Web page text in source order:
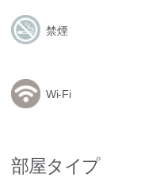
禁煙
Wi-Fi
部屋タイプ